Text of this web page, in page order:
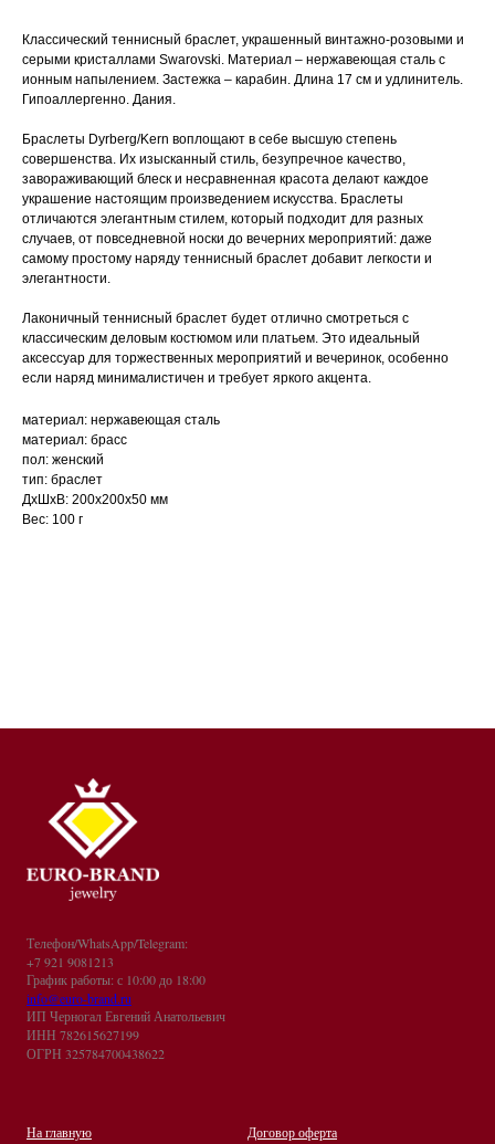
Классический теннисный браслет, украшенный винтажно-розовыми и
серыми кристаллами Swarovski. Материал – нержавеющая сталь с
ионным напылением. Застежка – карабин. Длина 17 см и удлинитель.
Гипоаллергенно. Дания.
Браслеты Dyrberg/Kern воплощают в себе высшую степень
совершенства. Их изысканный стиль, безупречное качество,
завораживающий блеск и несравненная красота делают каждое
украшение настоящим произведением искусства. Браслеты
отличаются элегантным стилем, который подходит для разных
случаев, от повседневной носки до вечерних мероприятий: даже
самому простому наряду теннисный браслет добавит легкости и
элегантности.
Лаконичный теннисный браслет будет отлично смотреться с
классическим деловым костюмом или платьем. Это идеальный
аксессуар для торжественных мероприятий и вечеринок, особенно
если наряд минималистичен и требует яркого акцента.
материал: нержавеющая сталь
материал: брасс
пол: женский
тип: браслет
ДxШxВ: 200x200x50 мм
Вес: 100 г
Телефон/WhatsApp/Telegram:
+7 921 9081213
График работы: с 10:00 до 18:00
info@euro-brand.ru
ИП Черногал Евгений Анатольевич
ИНН 782615627199
ОГРН 325784700438622
На главную Договор оферта